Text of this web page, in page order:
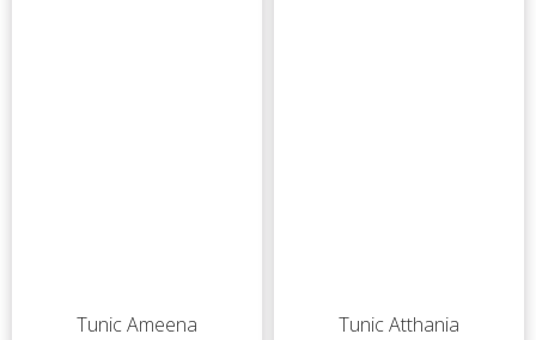
Tunic Ameena Tunic Atthania